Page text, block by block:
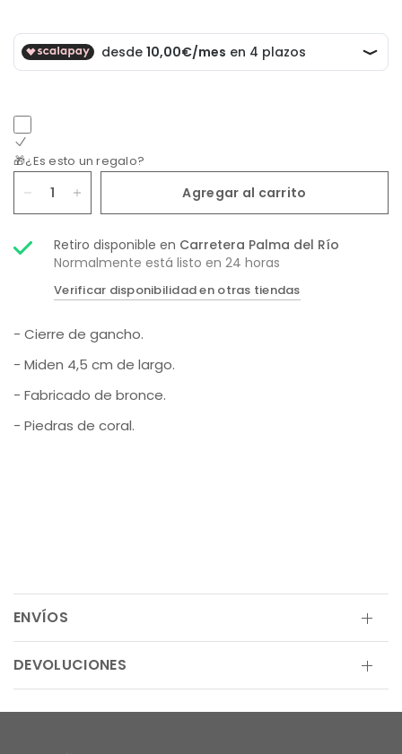
🎁¿Es esto un regalo?
Agregar al carrito
Retiro disponible en Carretera Palma del Río
Normalmente está listo en 24 horas
Verificar disponibilidad en otras tiendas
- Cierre de gancho.
- Miden 4,5 cm de largo.
- Fabricado de bronce.
- Piedras de coral.
ENVÍOS
DEVOLUCIONES